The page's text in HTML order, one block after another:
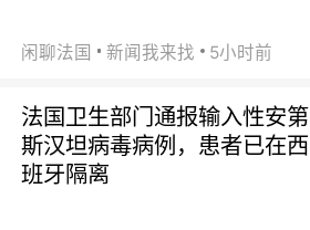
闲聊法国 新闻我来找 5小时前
法国卫生部门通报输入性安第
斯汉坦病毒病例，患者已在西
班牙隔离